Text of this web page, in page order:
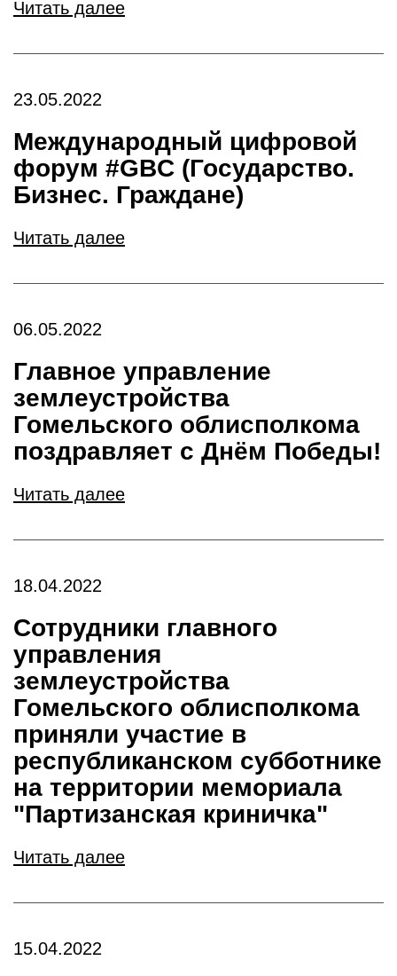
Читать далее
23.05.2022
Международный цифровой
форум #GBC (Государство.
Бизнес. Граждане)
Читать далее
06.05.2022
Главное управление
землеустройства
Гомельского облисполкома
поздравляет с Днём Победы!
Читать далее
18.04.2022
Сотрудники главного
управления
землеустройства
Гомельского облисполкома
приняли участие в
республиканском субботнике
на территории мемориала
"Партизанская криничка"
Читать далее
15.04.2022